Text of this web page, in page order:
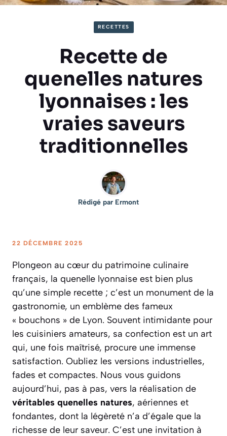
RECETTES
Recette de
quenelles natures
lyonnaises : les
vraies saveurs
traditionnelles
Rédigé par Ermont
22 DÉCEMBRE 2025
Plongeon au cœur du patrimoine culinaire
français, la quenelle lyonnaise est bien plus
qu’une simple recette ; c’est un monument de la
gastronomie, un emblème des fameux
« bouchons » de Lyon. Souvent intimidante pour
les cuisiniers amateurs, sa confection est un art
qui, une fois maîtrisé, procure une immense
satisfaction. Oubliez les versions industrielles,
fades et compactes. Nous vous guidons
aujourd’hui, pas à pas, vers la réalisation de
véritables quenelles natures, aériennes et
fondantes, dont la légèreté n’a d’égale que la
richesse de leur saveur. C’est une invitation à